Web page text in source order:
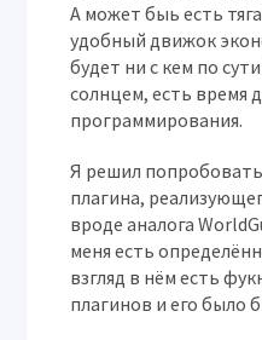
А может быь есть
удобный движок
будет ни с кем по
солнцем, есть время
программирования.
Я решил
плагина,
вроде аналога
меня есть
взгляд в нём есть
плагинов и его было